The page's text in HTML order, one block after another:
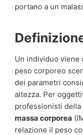
portano a un
Un individuo viene
peso corporeo
dei parametri
altezza. Per
professionisti della
massa corporea
relazione il peso